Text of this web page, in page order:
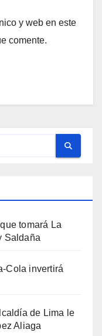
y web en este
comente.
tomará La
Saldaña
Cola invertirá
de Lima le
Aliaga